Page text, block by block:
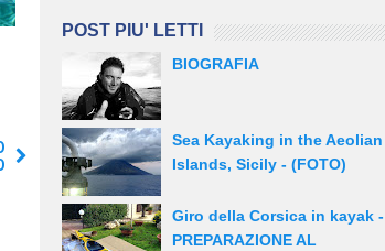
POST PIU' LETTI
BIOGRAFIA
Sea Kayaking in the Aeolian
Islands, Sicily - (FOTO)
Giro della Corsica in kayak -
PREPARAZIONE AL